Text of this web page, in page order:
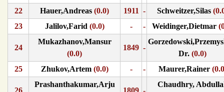
22 Hauer,Andreas (0.0) 1911 - Schweitzer,Silas
23
Jalilov,Farid (0.0) - - Weidinger,Dietmar
24
Mukazhanov,Mansur
(0.0)
1849 -
Dr. (0.0)
25
Zhukov,Artem(0.0) - - Maurer,Rainer
26
Prashanthakumar,Arju
1809 -
Chaudhry,